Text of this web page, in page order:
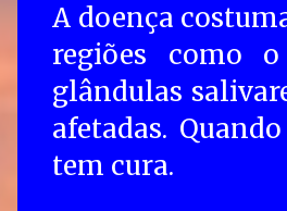
A doença
regiões como o
glândulas
afetadas.
tem cura.